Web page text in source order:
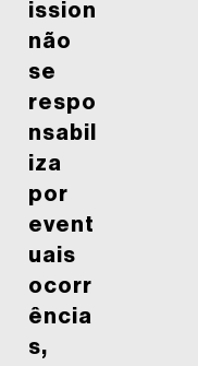
ission
não
se
respo
nsabil
iza
por
event
uais
ocorr
ência
s,